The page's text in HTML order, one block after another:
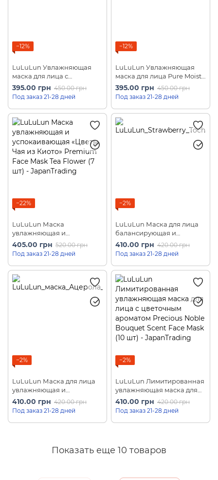
−12%
LuLuLun Увлажняющая
маска для лица с
экстрактом персика
Premium Yamanashi Peach
(7 шт)
395.00 грн 450.00 грн
Под заказ 21-28 дней
−12%
LuLuLun Увлажняющая
маска для лица Pure Moist
(7 шт)
395.00 грн 450.00 грн
Под заказ 21-28 дней
−22%
LuLuLun Маска
увлажняющая и
успокаивающая «Цветы
Чая из Киото» Premium
Face Mask Tea Flower (7 шт)
405.00 грн 520.00 грн
Под заказ 21-28 дней
−2%
LuLuLun Маска для лица
балансирующая и
увлажняющая клубничная
Strawberry Tochigi (7 шт)
410.00 грн 420.00 грн
Под заказ 21-28 дней
−2%
LuLuLun Маска для лица
увлажняющая и
улучшающая цвет лица
"Ацерола с о. Окинава"
Premium Acerola (7 шт)
410.00 грн 420.00 грн
Под заказ 21-28 дней
−2%
LuLuLun Лимитированная
увлажняющая маска для
лица с цветочным
ароматом Precious Noble
Bouquet Scent Face Mask
(10 шт)
410.00 грн 420.00 грн
Под заказ 21-28 дней
Показать еще 10 товаров